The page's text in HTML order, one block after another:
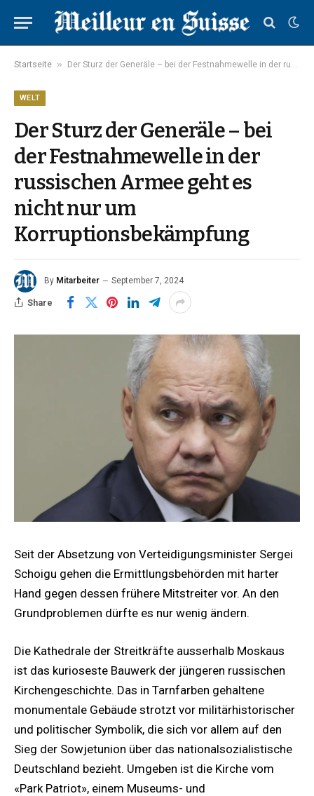
Startseite » Der Sturz der Generäle – bei der Festnahmewelle in der russischen Armee geht es nicht nur um Korruptionsbekämpfung
WELT
Der Sturz der Generäle – bei
der Festnahmewelle in der
russischen Armee geht es
nicht nur um
Korruptionsbekämpfung
By Mitarbeiter September 7, 2024
Share
Seit der Absetzung von Verteidigungsminister Sergei
Schoigu gehen die Ermittlungsbehörden mit harter
Hand gegen dessen frühere Mitstreiter vor. An den
Grundproblemen dürfte es nur wenig ändern.
Die Kathedrale der Streitkräfte ausserhalb Moskaus
ist das kurioseste Bauwerk der jüngeren russischen
Kirchengeschichte. Das in Tarnfarben gehaltene
monumentale Gebäude strotzt vor militärhistorischer
und politischer Symbolik, die sich vor allem auf den
Sieg der Sowjetunion über das nationalsozialistische
Deutschland bezieht. Umgeben ist die Kirche vom
«Park Patriot», einem Museums- und